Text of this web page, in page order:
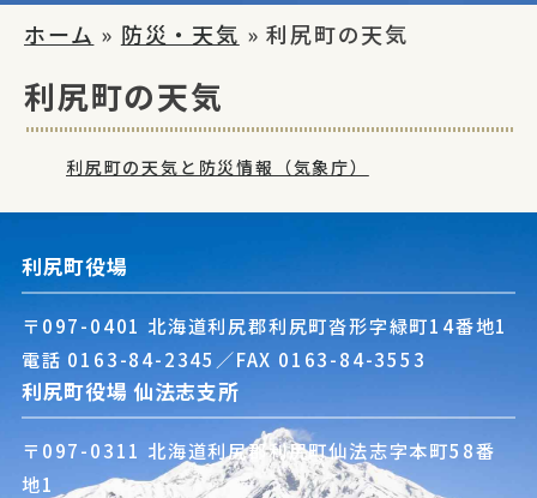
ホーム » 防災・天気 » 利尻町の天気
利尻町の天気
利尻町の天気と防災情報（気象庁）
利尻町役場
〒097-0401 北海道利尻郡利尻町沓形字緑町14番地1
電話 0163-84-2345 ／FAX 0163-84-3553
利尻町役場 仙法志支所
〒097-0311 北海道利尻郡利尻町仙法志字本町58番
地1